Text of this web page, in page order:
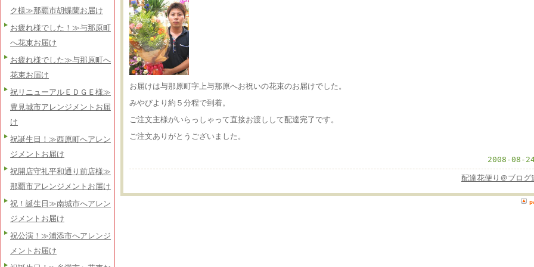
ク様≫那覇市胡蝶蘭お届け
お疲れ様でした！≫与那原町
へ花束お届け
お疲れ様でした≫与那原町へ
花束お届け
祝リニューアルＥＤＧＥ様≫
豊見城市アレンジメントお届
け
祝誕生日！≫西原町へアレン
ジメントお届け
祝開店守礼平和通り前店様≫
那覇市アレンジメントお届け
祝！誕生日≫南城市へアレン
ジメントお届け
祝公演！≫浦添市へアレンジ
メントお届け
お届けは与那原町字上与那原へお祝いの花束のお届けでした。
みやびより約５分程で到着。
ご注文主様がいらっしゃって直接お渡しして配達完了です。
ご注文ありがとうございました。
2008-08-
配達花便り＠ブログ